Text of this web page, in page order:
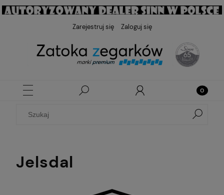
Zarejestruj się Zaloguj się
Jelsdal